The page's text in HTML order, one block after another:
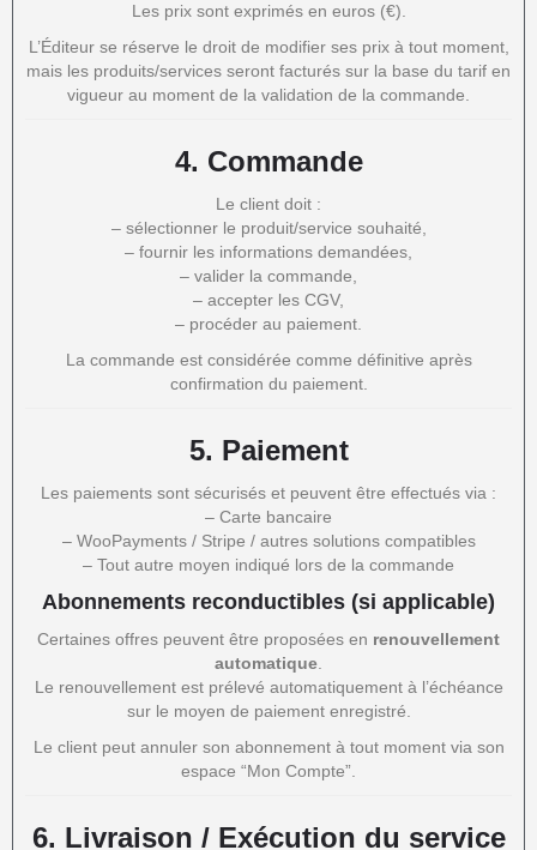
Les prix sont exprimés en euros (€).
L’Éditeur se réserve le droit de modifier ses prix à tout moment,
mais les produits/services seront facturés sur la base du tarif en
vigueur au moment de la validation de la commande.
4. Commande
Le client doit :
– sélectionner le produit/service souhaité,
– fournir les informations demandées,
– valider la commande,
– accepter les CGV,
– procéder au paiement.
La commande est considérée comme définitive après
confirmation du paiement.
5. Paiement
Les paiements sont sécurisés et peuvent être effectués via :
– Carte bancaire
– WooPayments / Stripe / autres solutions compatibles
– Tout autre moyen indiqué lors de la commande
Abonnements reconductibles (si applicable)
Certaines offres peuvent être proposées en renouvellement
automatique
Le renouvellement est prélevé automatiquement à l’échéance
sur le moyen de paiement enregistré.
Le client peut annuler son abonnement à tout moment via son
espace “Mon Compte”.
6. Livraison / Exécution du service